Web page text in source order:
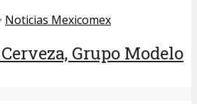
• Noticias Mexicomex
Grupo Modelo